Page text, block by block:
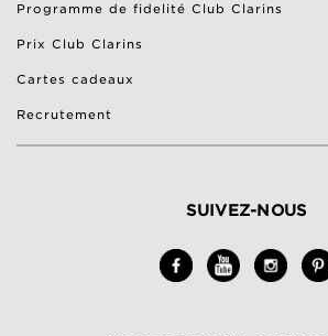
Programme de fidelité Club Clarins
Prix Club Clarins
Cartes cadeaux
Recrutement
SUIVEZ-NOUS